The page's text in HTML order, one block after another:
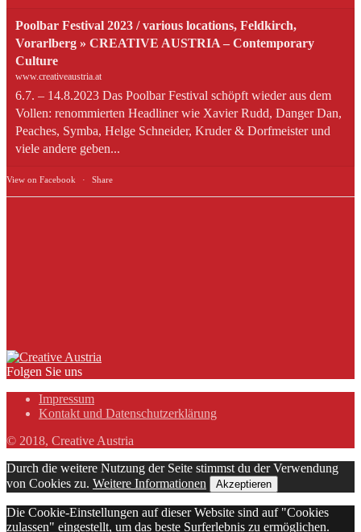
Poolbar Festival 2023 / various locations, Feldkirch,
Vorarlberg » CREATIVE AUSTRIA – Contemporary
Culture
www.creativeaustria.at
6.7. – 14.8.2023 Das Poolbar Festival schöpft wieder aus dem
Vollen: renommierten Headliner wie Xavier Rudd, Danger Dan,
Peaches, Symba, Helge Schneider, Kruder & Dorfmeister und
viele andere geben...
View on Facebook · Share
Folgen Sie uns
Impressum
Kontakt und Datenschutzerklärung
© 2018, Creative Austria
Durch die weitere Nutzung der Seite stimmst du der Verwendung
von Cookies zu. Weitere Informationen Akzeptieren
Die Cookie-Einstellungen auf dieser Website sind auf "Cookies
zulassen" eingestellt, um das beste Surferlebnis zu ermöglichen.